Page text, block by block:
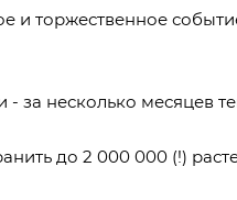
и торжественное
за несколько месяцев
до 2 000 000 (!)